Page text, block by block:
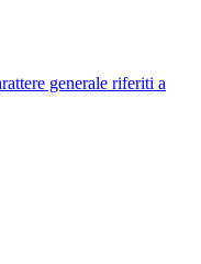
generale riferiti a